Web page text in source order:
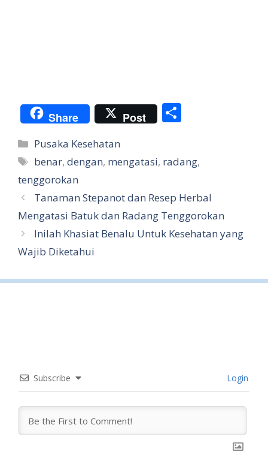
Share Post
e
Categories
Pusaka Kesehatan
Tags
benar,dengan, mengatasi, radang,
tenggorokan
Tanaman Stepanot dan Resep Herbal
Mengatasi Batuk dan Radang Tenggorokan
Inilah Khasiat Benalu Untuk Kesehatan yang
Wajib Diketahui
Subscribe Login